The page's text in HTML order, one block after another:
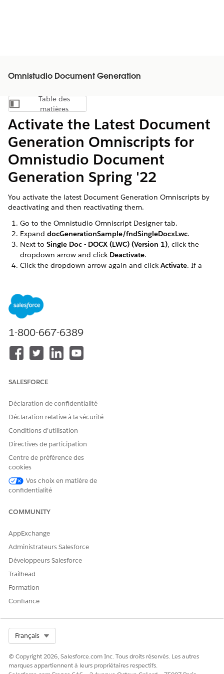
Omnistudio Document Generation
Afficher la table des matières
Table des
matières
Activate the Latest Document
Generation Omniscripts for
Omnistudio Document
Generation Spring '22
You activate the latest Document Generation Omniscripts by
deactivating and then reactivating them.
Go to the Omnistudio Omniscript Designer tab.
Expand docGenerationSample/fndSingleDocxLwc.
Next to Single Doc - DOCX (LWC) (Version 1), click the
dropdown arrow and click Deactivate.
Click the dropdown arrow again and click Activate. If a
docGenerationSample/fndSingleDocxServersideLwc,
docGenerationSample/fndMultiDocxLwc, and
docGenerationSample/fndMultiPDFConvertLwc
Omniscripts.
Dites-nous ce que nous pouvons améliorer !
Oui
1-800-667-6389
SALESFORCE
Déclaration de confidentialité
Déclaration relative à la sécurité
Conditions d’utilisation
Directives de participation
Centre de préférence des
cookies
Vos choix en matière de
confidentialité
COMMUNITY
AppExchange
Administrateurs Salesforce
Développeurs Salesforce
Trailhead
Formation
Confiance
Français
© Copyright 2026, Salesforce.com Inc. Tous droits réservés. Les autres
marques appartiennent à leurs propriétaires respectifs.